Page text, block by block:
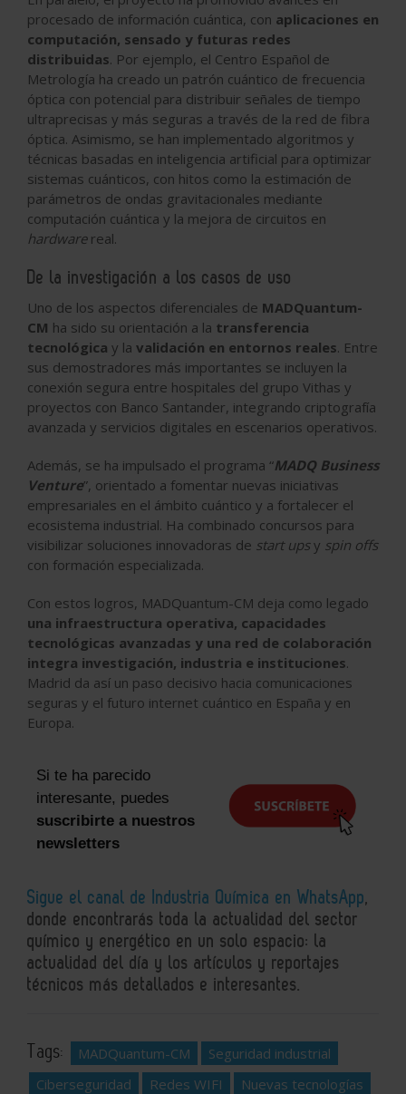
procesado de información cuántica, con aplicaciones en
computación, sensado y futuras redes
distribuidas. Por ejemplo, el Centro Español de
Metrología ha creado un patrón cuántico de frecuencia
óptica con potencial para distribuir señales de tiempo
ultraprecisas y más seguras a través de la red de fibra
óptica. Asimismo, se han implementado algoritmos y
técnicas basadas en inteligencia artificial para optimizar
sistemas cuánticos, con hitos como la estimación de
parámetros de ondas gravitacionales mediante
computación cuántica y la mejora de circuitos en
hardwarereal.
De la investigación a los casos de uso
Uno de los aspectos diferenciales de MADQuantum-
CM ha sido su orientación a la transferencia
tecnológica y la validación en entornos reales. Entre
sus demostradores más importantes se incluyen la
conexión segura entre hospitales del grupo Vithas y
proyectos con Banco Santander, integrando criptografía
avanzada y servicios digitales en escenarios operativos.
Además, se ha impulsado el programa “MADQ Business
Venture”, orientado a fomentar nuevas iniciativas
empresariales en el ámbito cuántico y a fortalecer el
ecosistema industrial. Ha combinado concursos para
visibilizar soluciones innovadoras de start upsy spin offs
con formación especializada.
Con estos logros, MADQuantum-CM deja como legado
una infraestructura operativa, capacidades
tecnológicas avanzadas y una red de colaboración
integra investigación, industria e instituciones.
Madrid da así un paso decisivo hacia comunicaciones
seguras y el futuro internet cuántico en España y en
Europa.
Si te ha parecido
interesante, puedes
suscribirte a nuestros
newsletters
Sigue el canal de Industria Química en WhatsApp,
donde encontrarás toda la actualidad del sector
químico y energético en un solo espacio: la
actualidad del día y los artículos y reportajes
técnicos más detallados e interesantes.
Tags: MADQuantum-CM
Seguridad industrial
Ciberseguridad
Redes WIFI
Nuevas tecnologías